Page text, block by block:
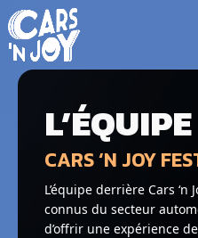
L’ÉQUIPE
CARS ‘N JOY
L’équipe derrière Cars ‘n
connus du secteur
d’offrir une expérience